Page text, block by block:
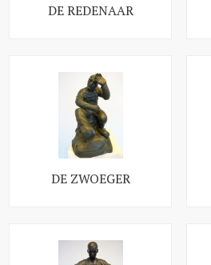
DE REDENAAR
DE ZWOEGER